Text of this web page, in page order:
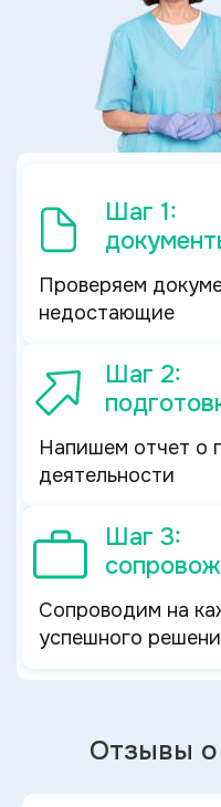
Шаг 1:
Проверяем
недостающие
Шаг 2:
Напишем отчет о
деятельности
Шаг 3:
Сопроводим на
успешного
Отзывы о